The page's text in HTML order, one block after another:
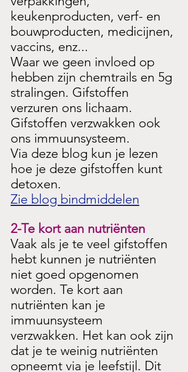
keukenproducten, verf- en
bouwproducten, medicijnen,
vaccins, enz...
Waar we geen invloed op
hebben zijn chemtrails en 5g
stralingen. Gifstoffen
verzuren ons lichaam.
Gifstoffen verzwakken ook
ons immuunsysteem.
Via deze blog kun je lezen
hoe je deze gifstoffen kunt
detoxen.
Zie blog bindmiddelen
2-Te kort aan nutriënten
Vaak als je te veel gifstoffen
hebt kunnen je nutriënten
niet goed opgenomen
worden. Te kort aan
nutriënten kan je
immuunsysteem
verzwakken. Het kan ook zijn
dat je te weinig nutriënten
opneemt via je leefstijl. Dit